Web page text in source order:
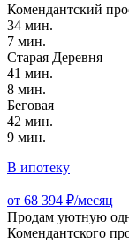
Комендантский
34 мин.
7 мин.
Старая Деревня
41 мин.
8 мин.
Беговая
42 мин.
9 мин.
В ипотеку
от 68 394 ₽/месяц
Продам уютную
Комендантского